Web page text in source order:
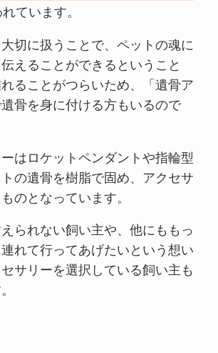
ています。
切に扱うことで、ペットの魂に
えることができるということ
ることがつらいため、「遺骨ア
骨を身に付ける方もいるので
はロケットペンダントや指輪型
の遺骨を樹脂で固め、アクセサ
のとなっています。
られない飼い主や、他にももっ
れて行ってあげたいという想い
サリーを選択している飼い主も